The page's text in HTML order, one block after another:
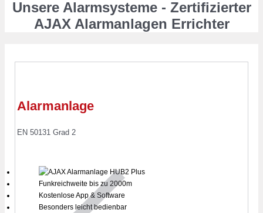
Unsere Alarmsysteme - Zertifizierter
AJAX Alarmanlagen Errichter
Alarmanlage
EN 50131 Grad 2
Funkreichweite bis zu 2000m
Kostenlose App & Software
Besonders leicht bedienbar